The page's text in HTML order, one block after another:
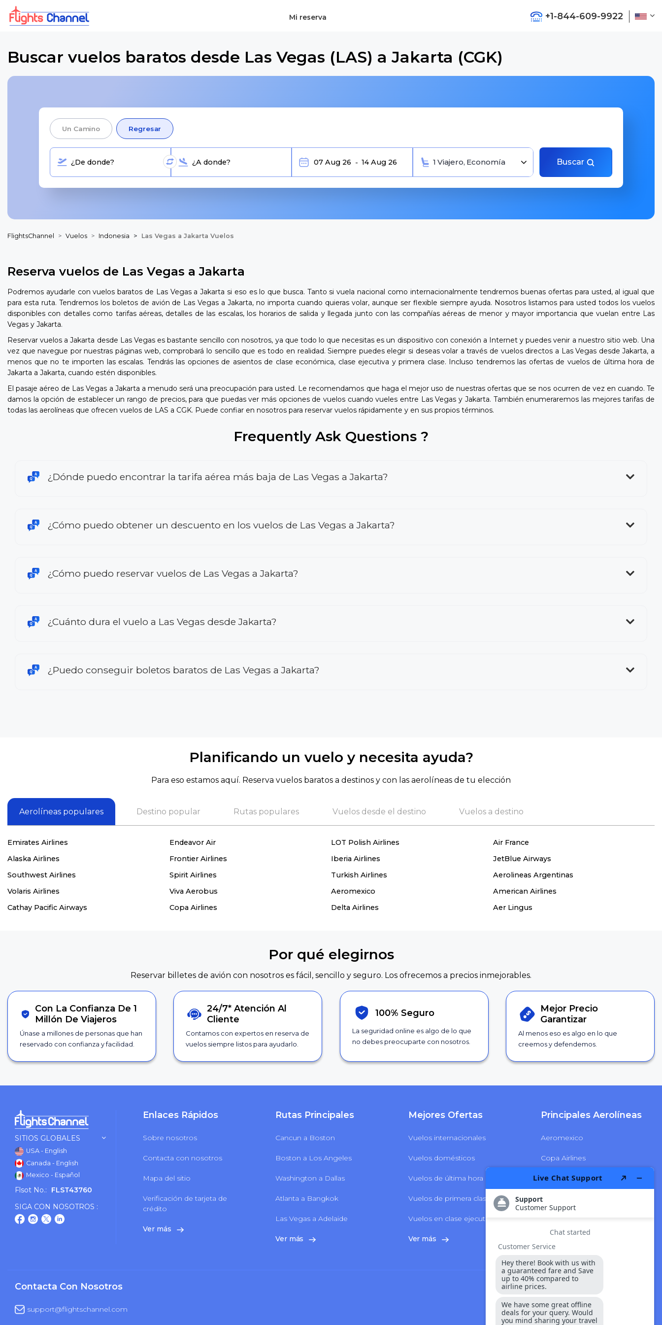
Mi reserva +1-844-609-9922
Buscar vuelos baratos desde Las Vegas (LAS) a Jakarta (CGK)
Un Camino Regresar
1 Viajero, Economía Buscar
FlightsChannel Vuelos Indonesia Las Vegas a Jakarta Vuelos
Reserva vuelos de Las Vegas a Jakarta
Podremos ayudarle con vuelos baratos de Las Vegas a Jakarta si eso es lo que busca. Tanto si vuela nacional como internacionalmente tendremos buenas ofertas para usted, al igual que
para esta ruta. Tendremos los boletos de avión de Las Vegas a Jakarta, no importa cuando quieras volar, aunque ser flexible siempre ayuda. Nosotros listamos para usted todos los vuelos
disponibles con detalles como tarifas aéreas, detalles de las escalas, los horarios de salida y llegada junto con las compañías aéreas de menor y mayor importancia que vuelan entre Las
Vegas y Jakarta.
Reservar vuelos a Jakarta desde Las Vegas es bastante sencillo con nosotros, ya que todo lo que necesitas es un dispositivo con conexión a Internet y puedes venir a nuestro sitio web. Una
vez que navegue por nuestras páginas web, comprobará lo sencillo que es todo en realidad. Siempre puedes elegir si deseas volar a través de vuelos directos a Las Vegas desde Jakarta, a
menos que no te importen las escalas. Tendrás las opciones de asientos de clase económica, clase ejecutiva y primera clase. Incluso tendremos las ofertas de vuelos de última hora de
Jakarta a Jakarta, cuando estén disponibles.
El pasaje aéreo de Las Vegas a Jakarta a menudo será una preocupación para usted. Le recomendamos que haga el mejor uso de nuestras ofertas que se nos ocurren de vez en cuando. Te
damos la opción de establecer un rango de precios, para que puedas ver más opciones de vuelos cuando vueles entre Las Vegas y Jakarta. También enumeraremos las mejores tarifas de
todas las aerolíneas que ofrecen vuelos de LAS a CGK. Puede confiar en nosotros para reservar vuelos rápidamente y en sus propios términos.
Frequently Ask Questions ?
¿Dónde puedo encontrar la tarifa aérea más baja de Las Vegas a Jakarta?
¿Cómo puedo obtener un descuento en los vuelos de Las Vegas a Jakarta?
¿Cómo puedo reservar vuelos de Las Vegas a Jakarta?
¿Cuánto dura el vuelo a Las Vegas desde Jakarta?
¿Puedo conseguir boletos baratos de Las Vegas a Jakarta?
Planificando un vuelo y necesita ayuda?
Para eso estamos aquí. Reserva vuelos baratos a destinos y con las aerolíneas de tu elección
Aerolíneas populares Destino popular Rutas populares Vuelos desde el destino Vuelos a destino
Emirates Airlines Endeavor Air LOT Polish Airlines
Air France
Alaska Airlines
Frontier Airlines Iberia Airlines
JetBlue Airways
Southwest Airlines
Spirit Airlines Turkish Airlines
Aerolineas Argentinas
Volaris Airlines
Viva Aerobus Aeromexico
American Airlines
Cathay Pacific Airways
Copa Airlines Delta Airlines Aer Lingus
Por qué elegirnos
Reservar billetes de avión con nosotros es fácil, sencillo y seguro. Los ofrecemos a precios inmejorables.
Con La Confianza De 1
Millón De Viajeros
Únase a millones de personas que han
reservado con confianza y facilidad.
24/7*Atención Al
Cliente
Contamos con expertos en reserva de
vuelos siempre listos para ayudarlo.
100% Seguro
La seguridad online es algo de lo que
no debes preocuparte con nosotros.
Mejor Precio
Garantizar
Al menos eso es algo en lo que
creemos y defendemos.
SITIOS GLOBALES
USA - English
Canada - English
Mexico - Español
Flsot No.:
FLST43760
SIGA CON NOSOTROS :
Enlaces Rápidos
Sobre nosotros
Contacta con nosotros
Mapa del sitio
Verificación de tarjeta de
crédito
Ver más
Rutas Principales
Cancun a Boston
Boston a Los Angeles
Washington a Dallas
Atlanta a Bangkok
Las Vegas a Adelaide
Ver más
Mejores Ofertas
Vuelos internacionales
Vuelos domésticos
Vuelos de última hora
Vuelos de primera clase
Vuelos en clase ejecutiva
Ver más
Principales Aerolíneas
Aeromexico
Copa Airlines
Delta Airlines
LATAM Airlines
Contacta Con Nosotros
support@flightschannel.com